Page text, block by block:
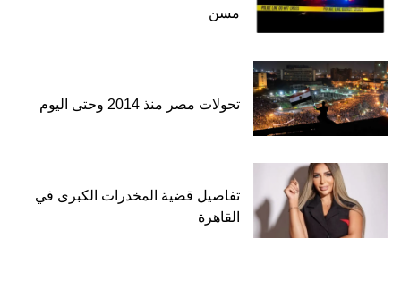
مسن
تحولات مصر منذ 2014 وحتى اليوم
تفاصيل قضية المخدرات الكبرى في
القاهرة